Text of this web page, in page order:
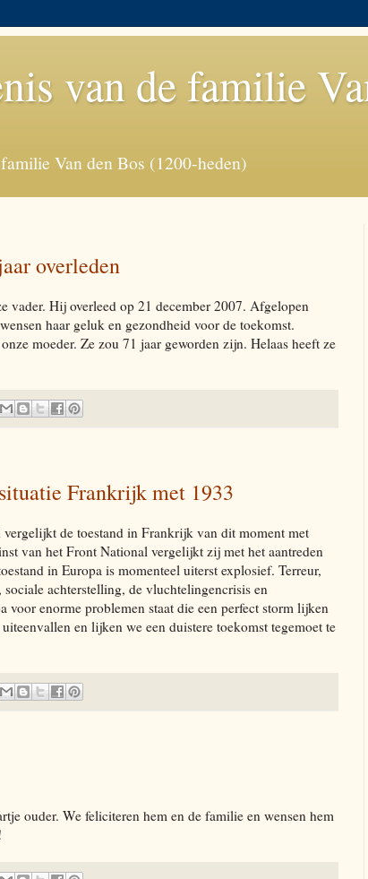
van de familie
Van den Bos (1200-heden)
overleden
vader. Hij overleed op 21 december 2007. Afgelopen
haar geluk en gezondheid voor de toekomst.
moeder. Ze zou 71 jaar geworden zijn. Helaas heeft ze
Frankrijk met 1933
vergelijkt de toestand in Frankrijk van dit moment met
van het Front National vergelijkt zij met het aantreden
in Europa is momenteel uiterst explosief. Terreur,
achterstelling, de vluchtelingencrisis en
voor enorme problemen staat die een perfect storm lijken
en lijken we een duistere toekomst tegemoet te
ouder. We feliciteren hem en de familie en wensen hem